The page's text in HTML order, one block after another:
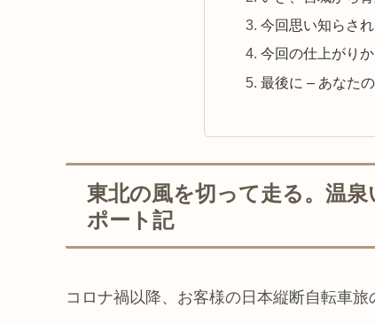
今回思い知らさ
今回の仕上がり
最後に – あなた
東北の風を切って走る。温
ポート記
コロナ禍以降、お客様の日本縦断自転車旅